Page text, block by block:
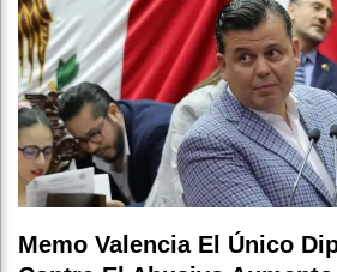
Memo Valencia El Único